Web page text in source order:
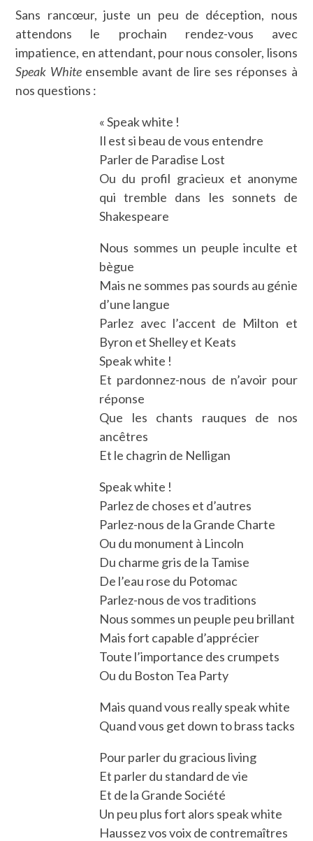
Sans rancœur, juste un peu de déception, nous
attendons le prochain rendez-vous avec
impatience, en attendant, pour nous consoler, lisons
Speak Whiteensemble avant de lire ses réponses à
nos questions :
« Speak white !
Il est si beau de vous entendre
Parler de Paradise Lost
Ou du profil gracieux et anonyme
qui tremble dans les sonnets de
Shakespeare
Nous sommes un peuple inculte et
bègue
Mais ne sommes pas sourds au génie
d’une langue
Parlez avec l’accent de Milton et
Byron et Shelley et Keats
Speak white !
Et pardonnez-nous de n’avoir pour
réponse
Que les chants rauques de nos
ancêtres
Et le chagrin de Nelligan
Speak white !
Parlez de choses et d’autres
Parlez-nous de la Grande Charte
Ou du monument à Lincoln
Du charme gris de la Tamise
De l’eau rose du Potomac
Parlez-nous de vos traditions
Nous sommes un peuple peu brillant
Mais fort capable d’apprécier
Toute l’importance des crumpets
Ou du Boston Tea Party
Mais quand vous really speak white
Quand vous get down to brass tacks
Pour parler du gracious living
Et parler du standard de vie
Et de la Grande Société
Un peu plus fort alors speak white
Haussez vos voix de contremaîtres